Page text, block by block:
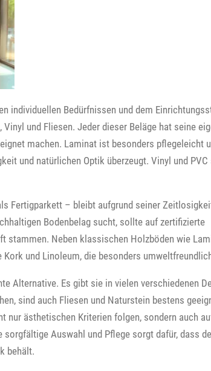
individuellen Bedürfnissen und dem
und Fliesen. Jeder dieser Beläge hat seine
machen. Laminat ist besonders pflegeleicht
und natürlichen Optik überzeugt. Vinyl und PVC
Fertigparkett – bleibt aufgrund seiner
Bodenbelag sucht, sollte auf zertifizierte
stammen. Neben klassischen Holzböden wie
und Linoleum, die besonders
Alternative. Es gibt sie in vielen verschiedenen
sind auch Fliesen und Naturstein bestens
nur ästhetischen Kriterien folgen, sondern auch
Auswahl und Pflege sorgt dafür, dass
behält.